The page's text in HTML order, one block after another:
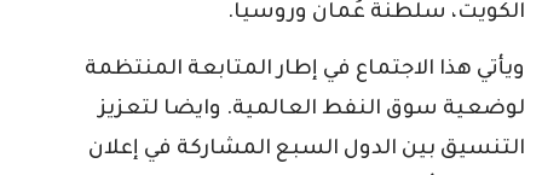
الكويت، سلطنة عُمان وروسيا.
ويأتي هذا الاجتماع في إطار المتابعة المنتظمة
لوضعية سوق النفط العالمية. وايضا لتعزيز
التنسيق بين الدول السبع المشاركة في إعلان